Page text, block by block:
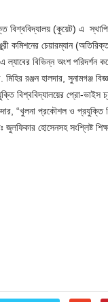
(কুয়েট) এ স্থাপিত
কমিশনের চেয়ারম্যান
এ ল্যাবের বিভিন্ন অংশ
রঞ্জন হালদার, সুনামগঞ্জ
প্রো-ভাইস
“খুলনা প্রকৌশল ও প্রযুক্তি
হোসেনসহ সংশ্লিষ্ট